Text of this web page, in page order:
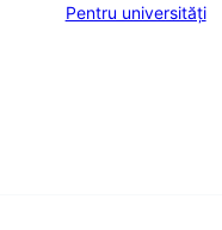
Pentru universități